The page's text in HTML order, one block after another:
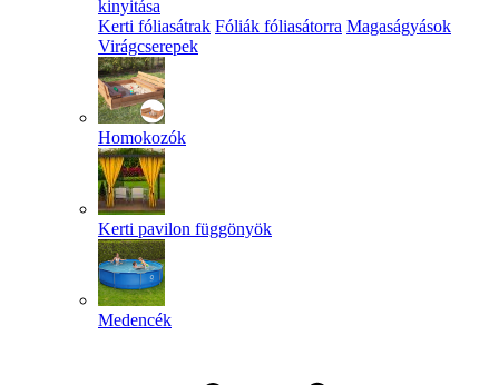
kinyitása
Kerti fóliasátrak Fóliák fóliasátorra Magaságyások
Virágcserepek
Homokozók
Kerti pavilon függönyök
Medencék